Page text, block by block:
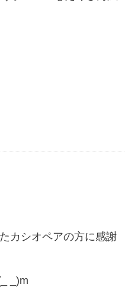
カシオペアの方に感謝
_)m